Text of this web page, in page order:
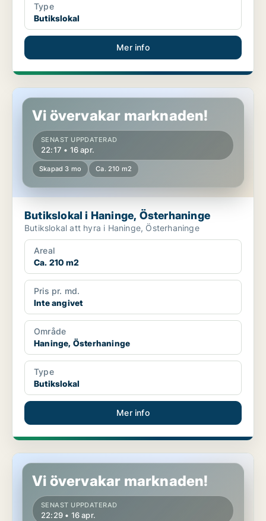
Type
Butikslokal
Mer info
Butikslokal i Haninge, Österhaninge
Vi övervakar marknaden!
SENAST UPPDATERAD
22:17 • 16 apr.
Skapad 3 mo Ca. 210 m2
Butikslokal i Haninge, Österhaninge
Butikslokal att hyra i Haninge, Österhaninge
Areal
Ca. 210 m2
Pris pr. md.
Inte angivet
Område
Haninge, Österhaninge
Type
Butikslokal
Mer info
Butikslokal i Haninge
Vi övervakar marknaden!
SENAST UPPDATERAD
22:29 • 16 apr.